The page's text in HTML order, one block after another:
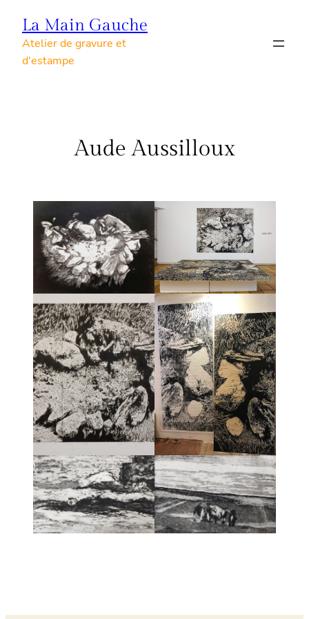
Skip
content
La Main Gauche
Atelier de gravure et
d'estampe
Aude Aussilloux